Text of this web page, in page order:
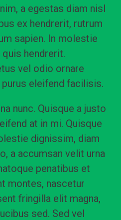
a egestas diam nisl
ex hendrerit, rutrum
sapien. In molestie
hendrerit.
vel odio ornare
purus eleifend facilisis.
nunc. Quisque a justo
at in mi. Quisque
dignissim, diam
a accumsan velit urna
penatibus et
montes, nascetur
fringilla elit magna,
sed. Sed vel